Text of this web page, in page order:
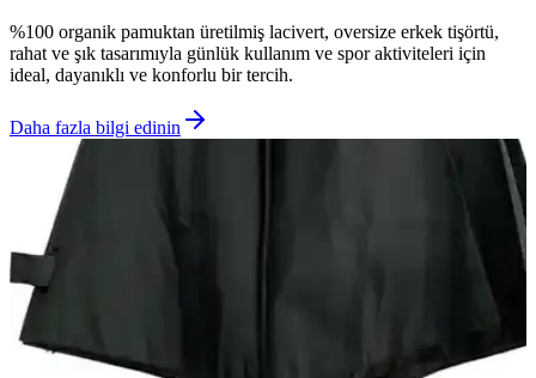
%100 organik pamuktan üretilmiş lacivert, oversize erkek tişörtü,
rahat ve şık tasarımıyla günlük kullanım ve spor aktiviteleri için
ideal, dayanıklı ve konforlu bir tercih.
Daha fazla bilgi edinin